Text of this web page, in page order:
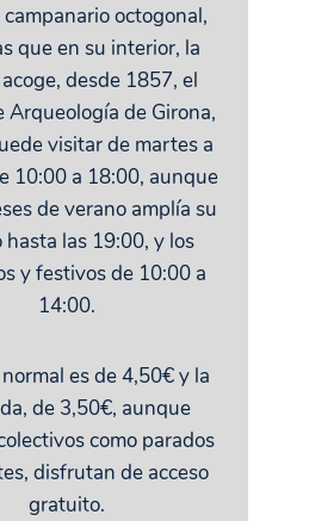
octogonal,
que en su interior, la
desde 1857, el
Arqueología de Girona,
visitar de martes a
10:00 a 18:00, aunque
de verano amplía su
hasta las 19:00, y los
y festivos de 10:00 a
14:00.
es de 4,50€ y la
de 3,50€, aunque
como parados
disfrutan de acceso
gratuito.